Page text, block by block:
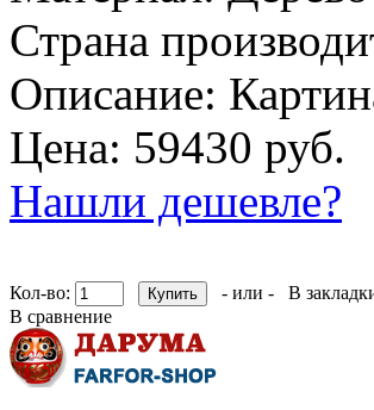
Страна
Описание:
Цена: 59430 руб.
Нашли дешевле?
Кол-во: - или -
В
В сравнение